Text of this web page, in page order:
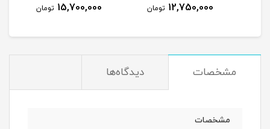
12,750,000 تومان 15,700,000 تومان
مشخصات دیدگاه‌ها
مشخصات